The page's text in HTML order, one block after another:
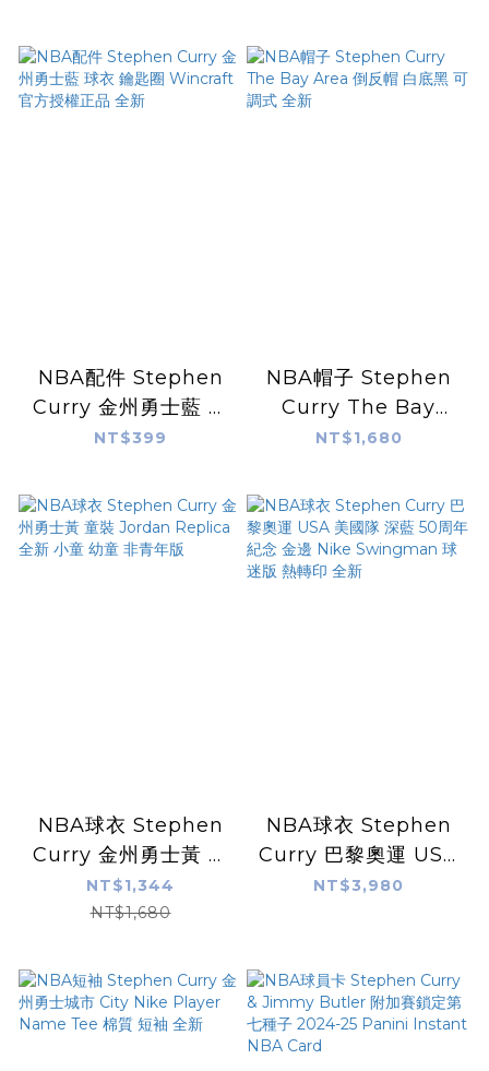
304
- LOOK FOR
AUTOS - PR:
NBA配件 Stephen
Curry 金州勇士藍 球
衣 鑰匙圈 Wincraft
NT$399
NBA帽子 Stephen
Curry The Bay
Area 倒反帽 白底黑
NT$1,680
NBA球衣 Stephen
Curry 金州勇士黃 童
裝 Jordan Replica
全新 小童 幼童 非青年
NT$1,344
NT$1,680
NBA球衣 Stephen
Curry 巴黎奧運 USA
美國隊 深藍 50周年紀
熱轉印 全新
NT$3,980